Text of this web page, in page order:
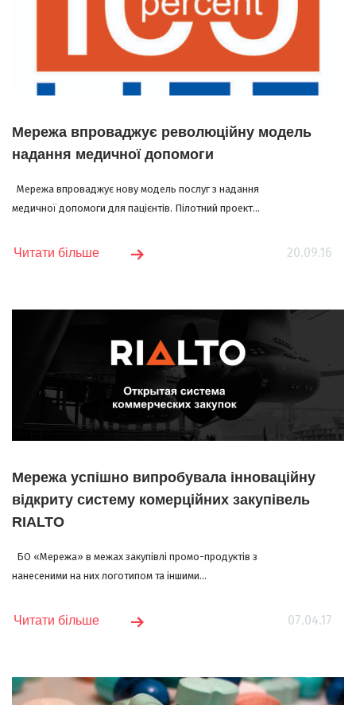
Мережа впроваджує революційну модель
надання медичної допомоги
Мережа впроваджує нову модель послуг з надання
медичної допомоги для пацієнтів. Пілотний проект...
20.09.16
Читати більше
Мережа успішно випробувала інноваційну
відкриту систему комерційних закупівель
RIALTO
БО «Мережа» в межах закупівлі промо-продуктів з
нанесеними на них логотипом та іншими...
07.04.17
Читати більше